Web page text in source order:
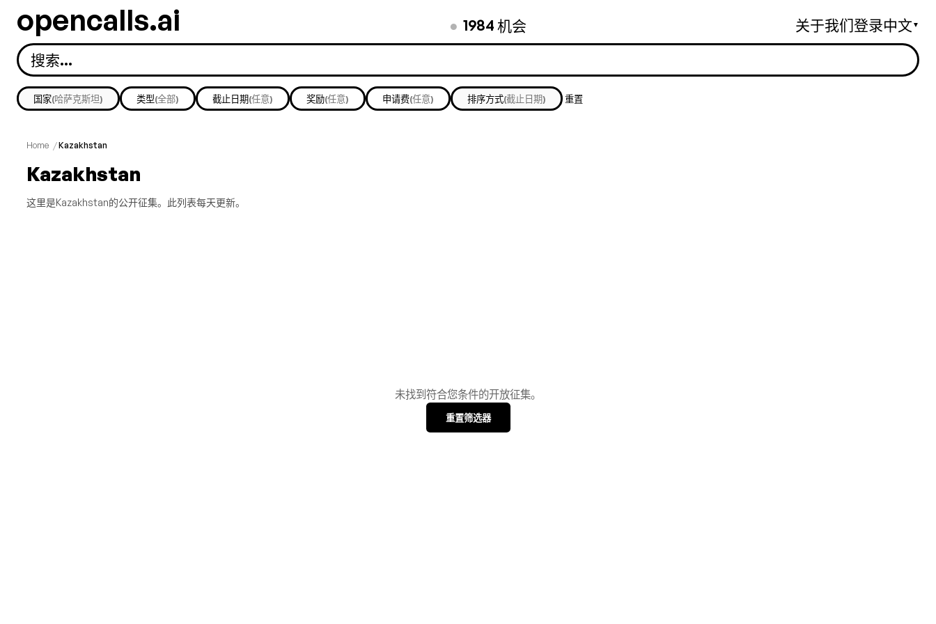
opencalls.ai ● 1984机会 关于我们登录中文 ▼
国家(哈萨克斯坦) 类型(全部) 截止日期(任意) 奖励(任意) 申请费(任意) 排序方式(截止日期) 重置
Home /Kazakhstan
Kazakhstan
这里是Kazakhstan的公开征集。此列表每天更新。
未找到符合您条件的开放征集。
重置筛选器